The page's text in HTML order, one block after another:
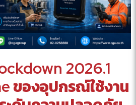
2026.1
ของอุปกรณ์ใช้งาน